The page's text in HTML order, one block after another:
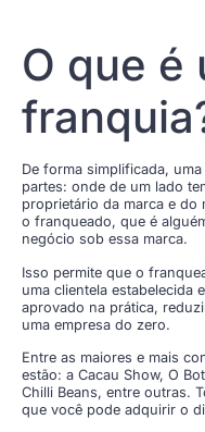
O que é
De forma simplificada,
partes: onde de um lado
proprietário da marca e
o franqueado, que é
negócio sob essa marca.
Isso permite que o
uma clientela estabelecida
aprovado na prática,
uma empresa do zero.
Entre as maiores e mais
estão: a Cacau Show, O
Chilli Beans, entre outras.
que você pode adquirir o